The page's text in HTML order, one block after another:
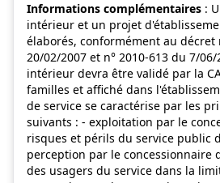
Informations complémentaires :
intérieur et un projet
élaborés, conformément au décret
20/02/2007 et n° 2010-613 du 7/
intérieur devra être validé par la
familles et affiché dans
de service se caractérise par les
suivants : - exploitation par le
risques et périls du service public
perception par le concessionnaire
des usagers du service dans la